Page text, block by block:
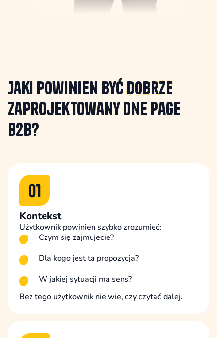
Jaki powinien byćDobrze
zaprojektowany one page
B2B?
Kontekst
Użytkownik powinien szybko zrozumieć:
Czym się zajmujecie?
Dla kogo jest ta propozycja?
W jakiej sytuacji ma sens?
Bez tego użytkownik nie wie, czy czytać dalej.